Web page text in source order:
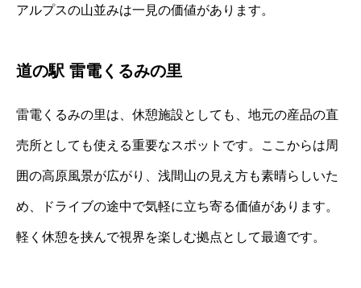
アルプスの山並みは一見の価値があります。
道の駅 雷電くるみの里
雷電くるみの里は、休憩施設としても、地元の産品の直
売所としても使える重要なスポットです。ここからは周
囲の高原風景が広がり、浅間山の見え方も素晴らしいた
め、ドライブの途中で気軽に立ち寄る価値があります。
軽く休憩を挟んで視界を楽しむ拠点として最適です。